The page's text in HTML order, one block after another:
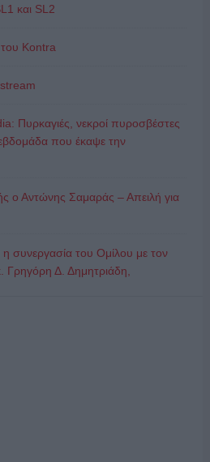
και SL2
Kontra
Πυρκαγιές, νεκροί πυροσβέστες
που έκαψε την
Αντώνης Σαμαράς – Απειλή για
συνεργασία του Ομίλου με τον
Γρηγόρη Δ. Δημητριάδη,